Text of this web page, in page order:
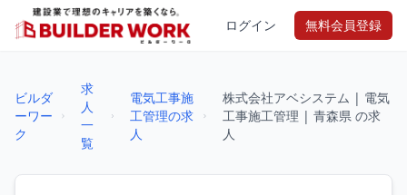
ログイン 無料会員登録
ビルダ
ーワー
ク
求
人
一
覧
電気工事施
工管理の求
人
株式会社アベシステム | 電気
工事施工管理 | 青森県 の求
人